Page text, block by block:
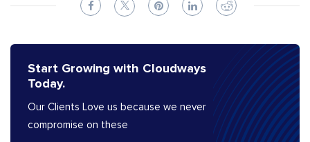
Start Growing with Cloudways
Today.
Our Clients Love us because we never
compromise on these